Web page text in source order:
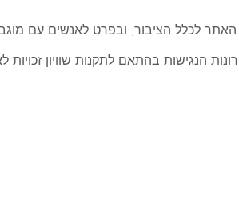
לכלל הציבור, ובפרט לאנשים עם